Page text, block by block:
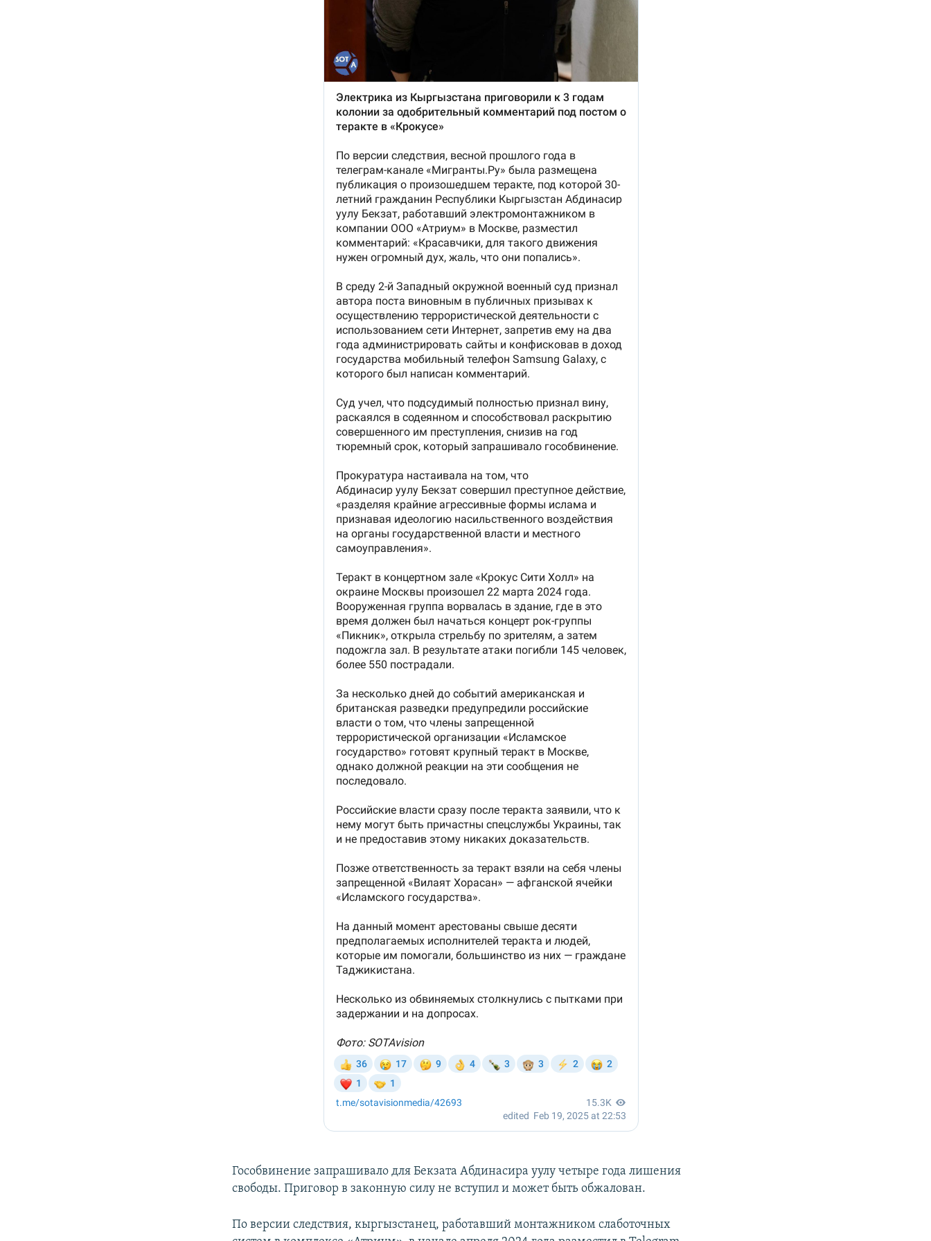
Гособвинение запрашивало для Бекзата Абдинасира уулу четыре года лишения
свободы. Приговор в законную силу не вступил и может быть обжалован.
По версии следствия, кыргызстанец, работавший монтажником слаботочных